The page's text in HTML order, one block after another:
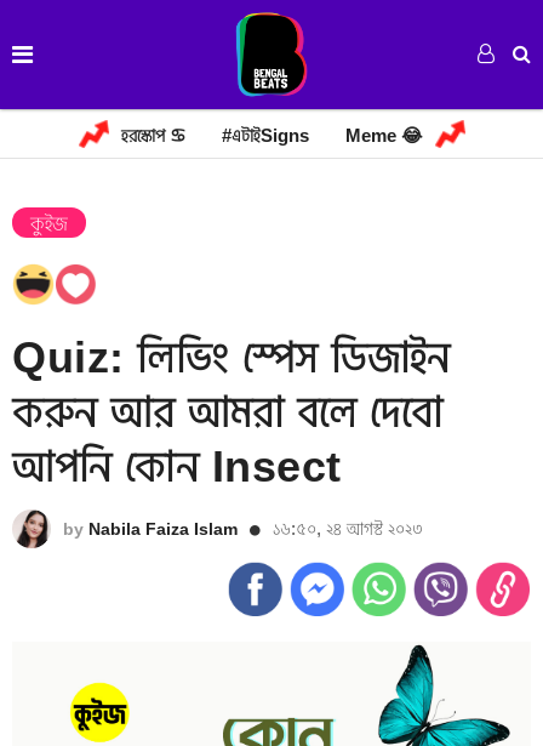
হরস্কোপ ♋ #এটাইSigns Meme 😂
কুইজ
Quiz: লিভিং স্পেস ডিজাইন
করুন আর আমরা বলে দেবো
আপনি কোন Insect
by Nabila Faiza Islam ১৬:৫০, ২৪ আগস্ট ২০২৩